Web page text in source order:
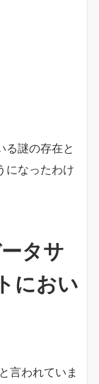
る謎の存在と
になったわけ
タサ
におい
言われていま